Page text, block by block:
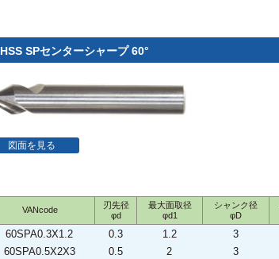
HSS SPセンターシャープ 60°
図面を見る
VANcode
刃先径
φd
最大面取径
φd1
シャンク径
φD
60SPA0.3X1.2 0.3 1.2 3
60SPA0.5X2X3
0.5 2 3